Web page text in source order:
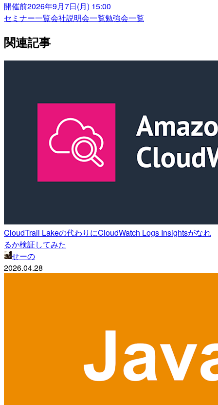
開催前2026年9月7日(月) 15:00
セミナー一覧会社説明会一覧勉強会一覧
関連記事
CloudTrail Lakeの代わりにCloudWatch Logs Insightsがなれ
るか検証してみた
せーの
2026.04.28